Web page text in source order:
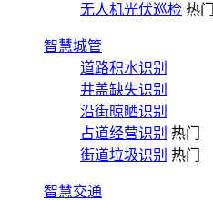
无人机光伏巡检 热门
智慧城管
道路积水识别
井盖缺失识别
沿街晾晒识别
占道经营识别 热门
街道垃圾识别 热门
智慧交通